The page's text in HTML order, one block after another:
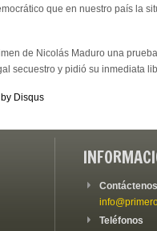
que en nuestro país la
de Nicolás Maduro una
secuestro y pidió su inmediata
Disqus
Teléfonos